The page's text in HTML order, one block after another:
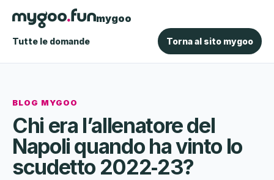
mygoo
Tutte le domande Torna al sito mygoo
BLOG MYGOO
Chi era l’allenatore del
Napoli quando ha vinto lo
scudetto 2022‑23?